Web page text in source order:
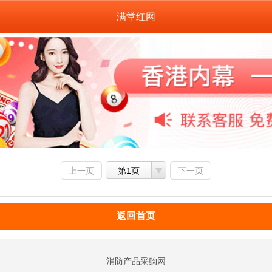
满堂红网
上一页 第1页 下一页
返回首页
消防产品采购网